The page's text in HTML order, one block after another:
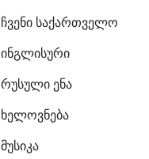
ჩვენი საქართველო
ინგლისური
რუსული ენა
ხელოვნება
მუსიკა